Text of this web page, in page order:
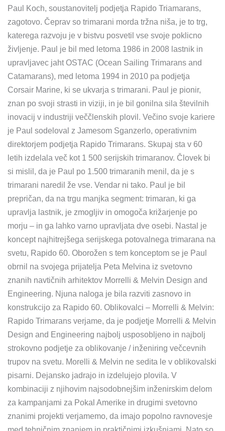
Paul Koch, soustanovitelj podjetja Rapido Triamarans,
zagotovo. Čeprav so trimarani morda tržna niša, je to trg,
katerega razvoju je v bistvu posvetil vse svoje poklicno
življenje. Paul je bil med letoma 1986 in 2008 lastnik in
upravljavec jaht OSTAC (Ocean Sailing Trimarans and
Catamarans), med letoma 1994 in 2010 pa podjetja
Corsair Marine, ki se ukvarja s trimarani. Paul je pionir,
znan po svoji strasti in viziji, in je bil gonilna sila številnih
inovacij v industriji veččlenskih plovil. Večino svoje kariere
je Paul sodeloval z Jamesom Sganzerlo, operativnim
direktorjem podjetja Rapido Trimarans. Skupaj sta v 60
letih izdelala več kot 1 500 serijskih trimaranov. Človek bi
si mislil, da je Paul po 1.500 trimaranih menil, da je s
trimarani naredil že vse. Vendar ni tako. Paul je bil
prepričan, da na trgu manjka segment: trimaran, ki ga
upravlja lastnik, je zmogljiv in omogoča križarjenje po
morju – in ga lahko varno upravljata dve osebi. Nastal je
koncept najhitrejšega serijskega potovalnega trimarana na
svetu, Rapido 60. Oborožen s tem konceptom se je Paul
obrnil na svojega prijatelja Peta Melvina iz svetovno
znanih navtičnih arhitektov Morrelli & Melvin Design and
Engineering. Njuna naloga je bila razviti zasnovo in
konstrukcijo za Rapido 60. Oblikovalci – Morrelli & Melvin:
Rapido Trimarans verjame, da je podjetje Morrelli & Melvin
Design and Engineering najbolj usposobljeno in najbolj
strokovno podjetje za oblikovanje / inženiring večcevnih
trupov na svetu. Morelli & Melvin ne sedita le v oblikovalski
pisarni. Dejansko jadrajo in izdelujejo plovila. V
kombinaciji z njihovim najsodobnejšim inženirskim delom
za kampanjami za Pokal Amerike in drugimi svetovno
znanimi projekti verjamemo, da imajo popolno ravnovesje